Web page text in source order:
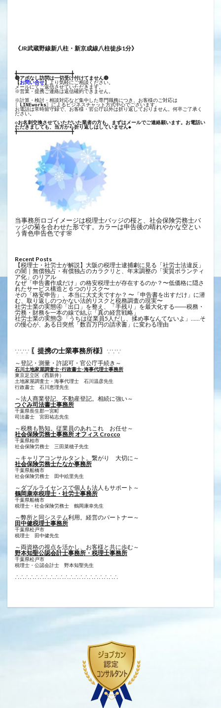
《JR武蔵野線新八柱・新京成線八柱徒歩1分》
╋━━━━━━━━━━━━━━━━━━╋
🔴アポなし訪問は一切受け付けてません🔴
【お問い合せ】より気軽にご相談ください。
メールにてご返信させていただきます。
※営業・提携ご連絡は返信確約できません。
※計算・検討・相談対応など集中した専門職務につき、お客様のご対応は
〖 LINEworks〗によるビジネスチャット方式中心でございます。
お電話は常時留守録で、お客様・官公庁以外は折り返しておりません。何卒ご了承く
ださい。
◇お名刺交換させていただいた業者の方も、まずはメールでご連絡願います。お電話い
ただきましても、当方から折り返しはしていません◆
╋━━━━━━━━━━━━━━━━━━╋
当事務所ロゴイメージは税理士バッジの桜と、社会保険労務士バ
ッジの菊を合わせた形です。カラーは申告後の晴れやかな空とい
う青色申告色です🌸
Recent Posts
【税理士・社労士が解説】大阪の税理士逮捕劇に見る「社労士法違反」
の闇｜無償独占・有償独占のカラクリと、年末調整の「実質ボランティ
ア化」のリアル
なぜ「申告書作成だけ」の格安税理士が存在するのか？〜低価格に隠さ
れたサービス構造と６つのリスク〜
その「格安申告」、本当に大丈夫ですか？ 〜「申告書を出すだけ」に潜
む、取り返しのつかない法的リスクと税務調査の現実〜
社労士業の実態④「出口」を整え、「手残り」を最大化する――税務・
労務・財務を一本の線で結ぶ「真の経営戦略」
社労士業の実態③ 「うちは従業員5人だし、揉め事なんてないよ」……そ
の慢心が、ある日突然「数百万円の請求書」に変わる理由
∵∵∵ 〖提携の士業事務所様〗
∵∵∵
～登記・測量・許認可・官公庁手続き～
石川土地家屋調査士･行政書士･海事代理士事務所
東京足立区（西新井）
土地家屋調査士・海事代理士 石川温彦先生
行政書士 ​石川恵理先生
～法人商業登記、不動産登記。相続に強い～
つぐみ司法書士事務所
千葉県長生郡一宮町
司法書士 宮田祐志先生
～税務も熟知。従業員のあれこれ お任せ～
社会保険労務士事務所 オフィス Crocco
千葉県柏市
社会保険労務士 三田菜穂子先生
～キャリアコンサルタント。繋がり 大切に～
社会保険労務士たなか事務所
千葉県船橋市
社会保険労務士 田中絵里先生
～ダブルライセンスで個人も法人もサポート～
鶴岡康幸税理士・社労士事務所
千葉県船橋市
税理士・社会保険労務士 鶴岡康幸先生
～弊所と同システム利用。経営のパートナー～
田中健税理士事務所
千葉県松戸市
税理士 田中健先生
～両資格の視点を活かし、お客様と共に歩む～
野本知聖公認会計士事務所・税理士事務所
千葉県松戸市
税理士・公認会計士 野本知聖先生
∴∴∴∴∴∴∴∴∴∴∴∴∴∴∴∴∴∴∴∴∴